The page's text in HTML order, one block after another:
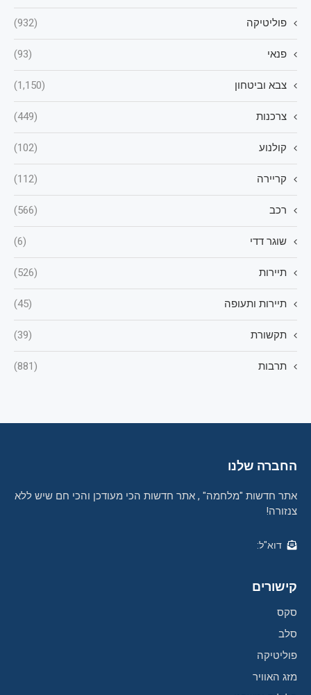
פוליטיקה (932)
פנאי (93)
צבא וביטחון (1,150)
צרכנות (449)
קולנוע (102)
קריירה (112)
רכב (566)
שוגר דדי (6)
תיירות (526)
תיירות ותעופה (45)
תקשורת (39)
תרבות (881)
החברה שלנו
אתר חדשות "מלחמה" , אתר חדשות הכי מעודכן והכי חם שיש ללא
צנזורה!
דוא"ל:
קישורים
סקס
סלב
פוליטיקה
מזג האוויר